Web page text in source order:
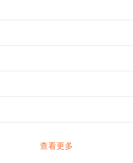
查看更多